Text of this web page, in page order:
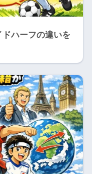
ハーフの違いを